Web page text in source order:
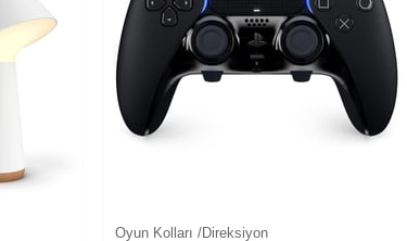
Oyun Kolları /Direksiyon